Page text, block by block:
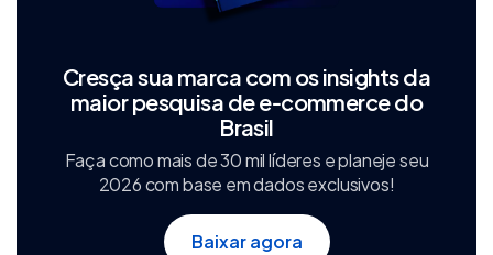
Cresça sua marca com os insights da
maior pesquisa de e‑commerce do
Brasil
Faça como mais de 30 mil líderes e planeje seu
2026 com base em dados exclusivos!
Baixar agora